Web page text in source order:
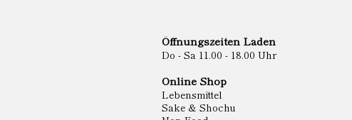
Öffnungszeiten Laden
Do - Sa 11.00 - 18.00 Uhr
Online Shop
Lebensmittel
Sake & Shochu